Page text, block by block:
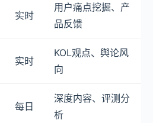
实时
用户痛点挖掘、产
品反馈
实时
KOL观点、舆论风
向
每日
深度内容、评测分
析